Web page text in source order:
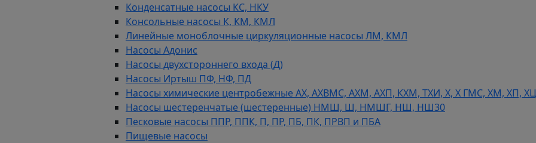
Конденсатные насосы КС, НКУ
Консольные насосы К, КМ, КМЛ
Линейные моноблочные циркуляционные насосы ЛМ, КМЛ
Насосы Адонис
Насосы двухстороннего входа (Д)
Насосы Иртыш ПФ, НФ, ПД
Насосы химические центробежные АХ, АХВМС, АХМ, АХП, КХМ, ТХИ, Х, Х ГМС, ХМ, ХП,
Насосы шестеренчатые (шестеренные) НМШ, Ш, НМШГ, НШ, НШ30
Песковые насосы ППР, ППК, П, ПР, ПБ, ПК, ПРВП и ПБА
Пищевые насосы